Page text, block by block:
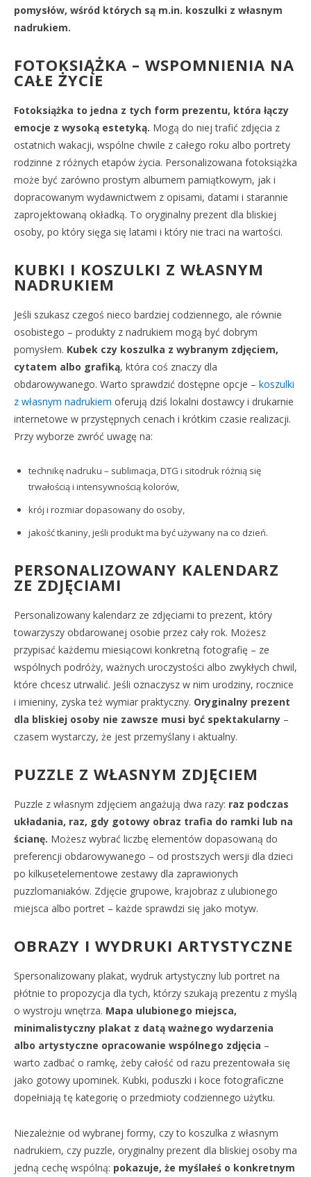
pomysłów, wśród których są m.in. koszulki z własnym
nadrukiem.
FOTOKSIĄŻKA – WSPOMNIENIA NA
CAŁE ŻYCIE
Fotoksiążka to jedna z tych form prezentu, która łączy
emocje z wysoką estetyką. Mogą do niej trafić zdjęcia z
ostatnich wakacji, wspólne chwile z całego roku albo portrety
rodzinne z różnych etapów życia. Personalizowana fotoksiążka
może być zarówno prostym albumem pamiątkowym, jak i
dopracowanym wydawnictwem z opisami, datami i starannie
zaprojektowaną okładką. To oryginalny prezent dla bliskiej
osoby, po który sięga się latami i który nie traci na wartości.
KUBKI I KOSZULKI Z WŁASNYM
NADRUKIEM
Jeśli szukasz czegoś nieco bardziej codziennego, ale równie
osobistego – produkty z nadrukiem mogą być dobrym
pomysłem. Kubek czy koszulka z wybranym zdjęciem,
cytatem albo grafiką, która coś znaczy dla
obdarowywanego. Warto sprawdzić dostępne opcje – koszulki
z własnym nadrukiem oferują dziś lokalni dostawcy i drukarnie
internetowe w przystępnych cenach i krótkim czasie realizacji.
Przy wyborze zwróć uwagę na:
technikę nadruku – sublimacja, DTG i sitodruk różnią się
trwałością i intensywnością kolorów,
krój i rozmiar dopasowany do osoby,
jakość tkaniny, jeśli produkt ma być używany na co dzień.
PERSONALIZOWANY KALENDARZ
ZE ZDJĘCIAMI
Personalizowany kalendarz ze zdjęciami to prezent, który
towarzyszy obdarowanej osobie przez cały rok. Możesz
przypisać każdemu miesiącowi konkretną fotografię – ze
wspólnych podróży, ważnych uroczystości albo zwykłych chwil,
które chcesz utrwalić. Jeśli oznaczysz w nim urodziny, rocznice
i imieniny, zyska też wymiar praktyczny. Oryginalny prezent
dla bliskiej osoby nie zawsze musi być spektakularny –
czasem wystarczy, że jest przemyślany i aktualny.
PUZZLE Z WŁASNYM ZDJĘCIEM
Puzzle z własnym zdjęciem angażują dwa razy: raz podczas
układania, raz, gdy gotowy obraz trafia do ramki lub na
ścianę. Możesz wybrać liczbę elementów dopasowaną do
preferencji obdarowywanego – od prostszych wersji dla dzieci
po kilkusetelementowe zestawy dla zaprawionych
puzzlomaniaków. Zdjęcie grupowe, krajobraz z ulubionego
miejsca albo portret – każde sprawdzi się jako motyw.
OBRAZY I WYDRUKI ARTYSTYCZNE
Spersonalizowany plakat, wydruk artystyczny lub portret na
płótnie to propozycja dla tych, którzy szukają prezentu z myślą
o wystroju wnętrza. Mapa ulubionego miejsca,
minimalistyczny plakat z datą ważnego wydarzenia
albo artystyczne opracowanie wspólnego zdjęcia –
warto zadbać o ramkę, żeby całość od razu prezentowała się
jako gotowy upominek. Kubki, poduszki i koce fotograficzne
dopełniają tę kategorię o przedmioty codziennego użytku.
Niezależnie od wybranej formy, czy to koszulka z własnym
nadrukiem, czy puzzle, oryginalny prezent dla bliskiej osoby ma
jedną cechę wspólną: pokazuje, że myślałeś o konkretnym